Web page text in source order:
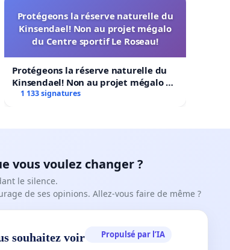
Protégeons la réserve naturelle du
Kinsendael! Non au projet mégalo
du Centre sportif Le Roseau!
Protégeons la réserve naturelle du
Kinsendael! Non au projet mégalo du
Centre sportif Le Roseau!
1 133 signatures
vous voulez changer ?
le silence.
de ses opinions. Allez-vous faire de même ?
souhaitez voir Propulsé par l’IA